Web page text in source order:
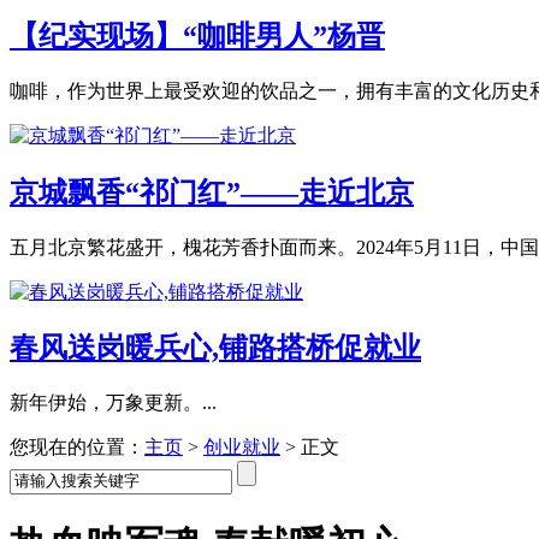
【纪实现场】“咖啡男人”杨晋
咖啡，作为世界上最受欢迎的饮品之一，拥有丰富的文化历史
京城飘香“祁门红”——走近北京
五月北京繁花盛开，槐花芳香扑面而来。2024年5月11日，中
春风送岗暖兵心,铺路搭桥促就业
新年伊始，万象更新。...
您现在的位置： 主页 > 创业就业 > 正文